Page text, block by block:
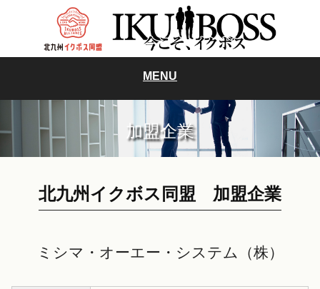
MENU
加盟企業
北九州イクボス同盟 加盟企業
ミシマ・オーエー・システム（株）